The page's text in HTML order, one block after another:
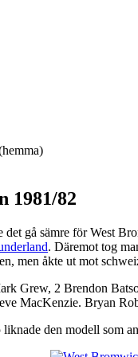
1981/82
det gå sämre för West
. Däremot tog
men åkte ut mot
Grew, 2 Brendon
MacKenzie. Bryan
den modell som